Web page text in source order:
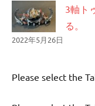
3軸ト
る。
2022年5月26日
Please select the